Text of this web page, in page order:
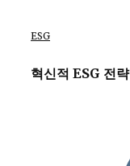
ESG
혁신적 ESG 전략